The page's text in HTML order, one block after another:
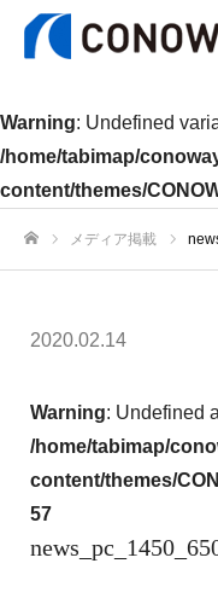
Warning: Undefined
/home/tabimap/
content/themes/
メディア掲載
2020.02.14
Warning: Undefined
/home/tabimap/
content/themes/
57